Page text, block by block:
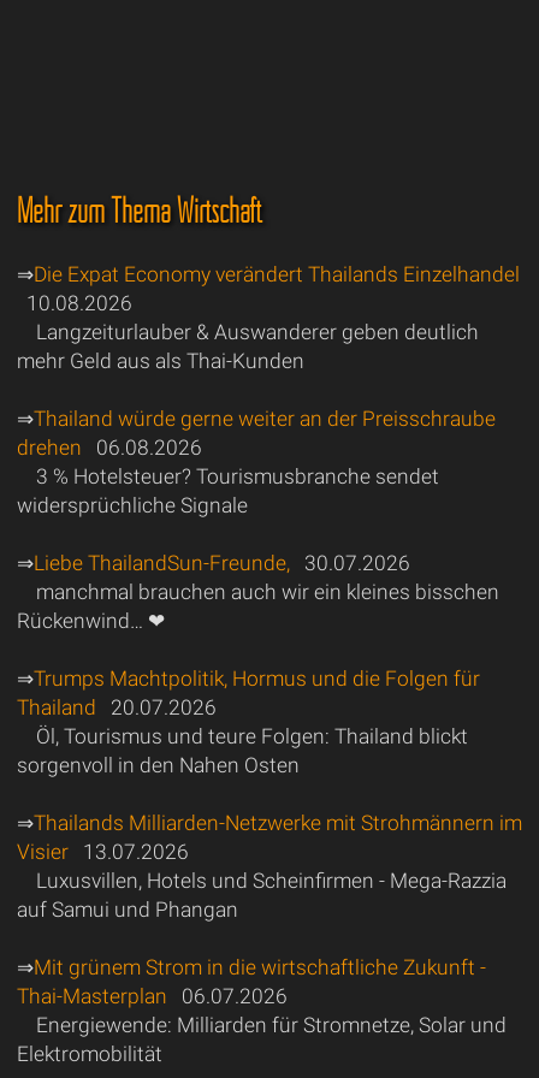
Mehr zum Thema Wirtschaft
⇒Die Expat Economy verändert Thailands Einzelhandel
10.08.2026
Langzeiturlauber & Auswanderer geben deutlich
mehr Geld aus als Thai-Kunden
⇒Thailand würde gerne weiter an der Preisschraube
drehen 06.08.2026
3 % Hotelsteuer? Tourismusbranche sendet
widersprüchliche Signale
⇒Liebe ThailandSun-Freunde,30.07.2026
manchmal brauchen auch wir ein kleines bisschen
Rückenwind… ❤
⇒Trumps Machtpolitik, Hormus und die Folgen für
Thailand 20.07.2026
Öl, Tourismus und teure Folgen: Thailand blickt
sorgenvoll in den Nahen Osten
⇒Thailands Milliarden-Netzwerke mit Strohmännern im
Visier13.07.2026
Luxusvillen, Hotels und Scheinfirmen - Mega-Razzia
auf Samui und Phangan
⇒Mit grünem Strom in die wirtschaftliche Zukunft -
Thai-Masterplan 06.07.2026
Energiewende: Milliarden für Stromnetze, Solar und
Elektromobilität